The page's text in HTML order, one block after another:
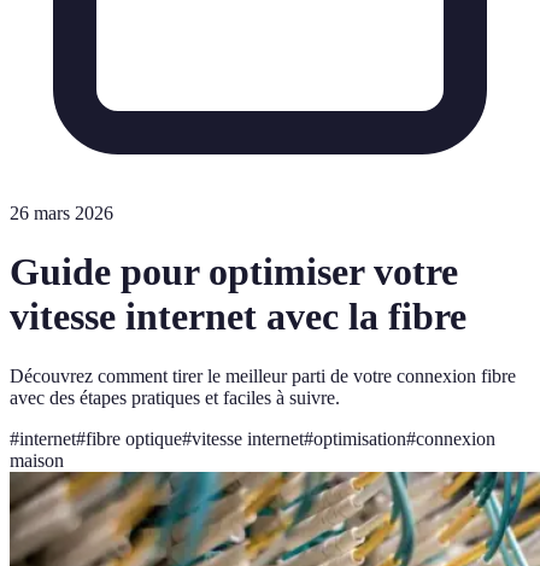
26 mars 2026
Guide pour optimiser votre
vitesse internet avec la fibre
Découvrez comment tirer le meilleur parti de votre connexion fibre
avec des étapes pratiques et faciles à suivre.
#internet#fibre optique#vitesse internet#optimisation#connexion
maison